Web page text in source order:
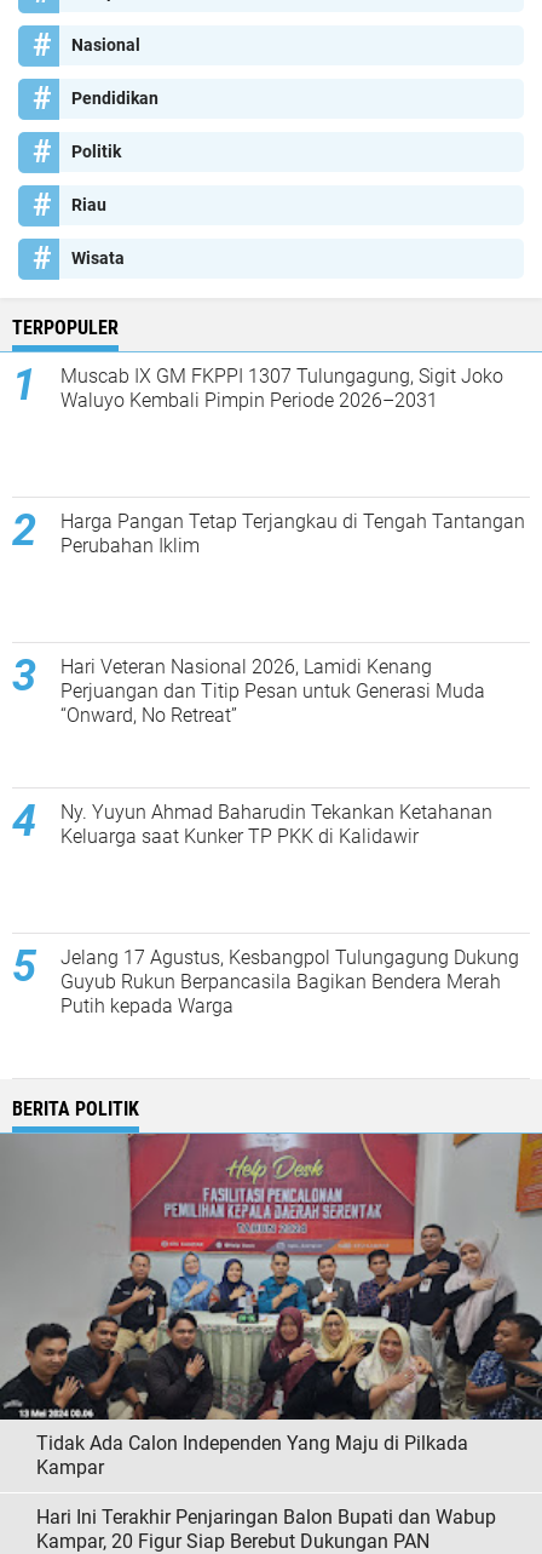
Nasional
Pendidikan
Politik
Riau
Wisata
TERPOPULER
Muscab IX GM FKPPI 1307 Tulungagung, Sigit Joko
Waluyo Kembali Pimpin Periode 2026–2031
Harga Pangan Tetap Terjangkau di Tengah Tantangan
Perubahan Iklim
Hari Veteran Nasional 2026, Lamidi Kenang
Perjuangan dan Titip Pesan untuk Generasi Muda
“Onward, No Retreat”
Ny. Yuyun Ahmad Baharudin Tekankan Ketahanan
Keluarga saat Kunker TP PKK di Kalidawir
Jelang 17 Agustus, Kesbangpol Tulungagung Dukung
Guyub Rukun Berpancasila Bagikan Bendera Merah
Putih kepada Warga
BERITA POLITIK
Tidak Ada Calon Independen Yang Maju di Pilkada
Kampar
Hari Ini Terakhir Penjaringan Balon Bupati dan Wabup
Kampar, 20 Figur Siap Berebut Dukungan PAN